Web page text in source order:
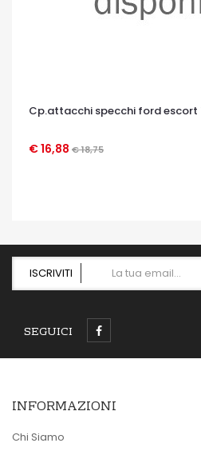
Cp.attacchi specchi ford escort
€ 16,88 € 18,75
OCCHIATA VELOCE
ISCRIVITI
SEGUICI
INFORMAZIONI
Chi Siamo